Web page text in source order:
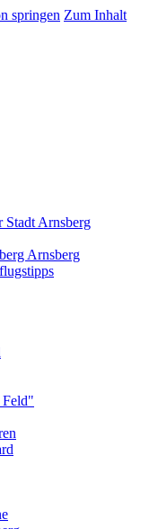
springen Zum Inhalt
Arnsberg
Arnsberg